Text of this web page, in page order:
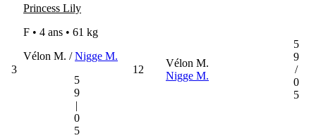
3
Princess Lily
F • 4 ans • 61 kg
Vélon M. /Nigge M.
5
9
|
0
5
12
Vélon M.
Nigge M.
5
9
/
0
5